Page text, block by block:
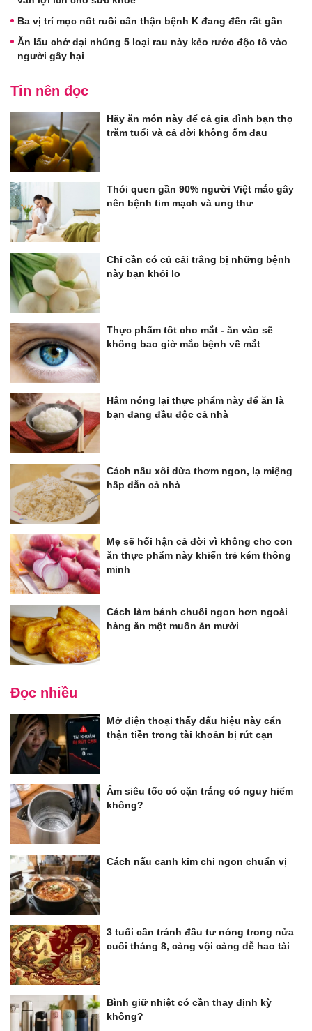
Ba vị trí mọc nốt ruồi cẩn thận bệnh K đang đến rất gần
Ăn lẩu chớ dại nhúng 5 loại rau này kẻo rước độc tố vào
người gây hại
Tin nên đọc
Hãy ăn món này để cả gia đình bạn thọ
trăm tuổi và cả đời không ốm đau
Thói quen gần 90% người Việt mắc gây
nên bệnh tim mạch và ung thư
Chỉ cần có củ cải trắng bị những bệnh
này bạn khỏi lo
Thực phẩm tốt cho mắt - ăn vào sẽ
không bao giờ mắc bệnh về mắt
Hâm nóng lại thực phẩm này để ăn là
bạn đang đầu độc cả nhà
Cách nấu xôi dừa thơm ngon, lạ miệng
hấp dẫn cả nhà
Mẹ sẽ hối hận cả đời vì không cho con
ăn thực phẩm này khiến trẻ kém thông
minh
Cách làm bánh chuối ngon hơn ngoài
hàng ăn một muốn ăn mười
Đọc nhiều
Mở điện thoại thấy dấu hiệu này cẩn
thận tiền trong tài khoản bị rút cạn
Ấm siêu tốc có cặn trắng có nguy hiểm
không?
Cách nấu canh kim chi ngon chuẩn vị
3 tuổi cần tránh đầu tư nóng trong nửa
cuối tháng 8, càng vội càng dễ hao tài
Bình giữ nhiệt có cần thay định kỳ
không?